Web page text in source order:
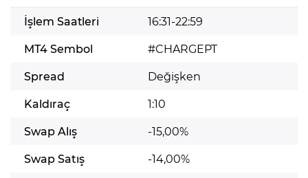
İşlem Saatleri
16:31-22:59
MT4 Sembol
#CHARGEPT
Spread
Değişken
Kaldıraç
1:10
Swap Alış
-15,00%
Swap Satış
-14,00%